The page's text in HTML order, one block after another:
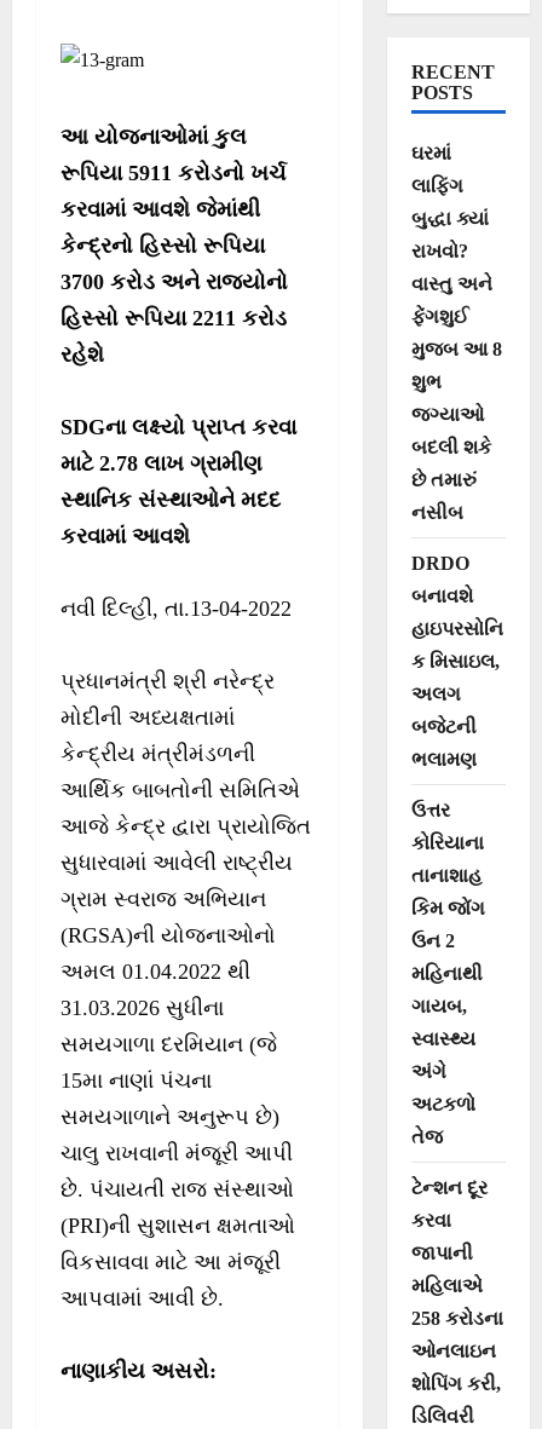
31.03.2026 સુધી
મંજૂરી
આ યોજનાઓમાં કુલ
રૂપિયા 5911 કરોડનો ખર્ચ
કરવામાં આવશે જેમાંથી
કેન્દ્રનો હિસ્સો રૂપિયા
3700 કરોડ અને રાજ્યોનો
હિસ્સો રૂપિયા 2211 કરોડ
રહેશે
SDGના લક્ષ્યો પ્રાપ્ત કરવા
માટે 2.78 લાખ ગ્રામીણ
સ્થાનિક સંસ્થાઓને મદદ
કરવામાં આવશે
નવી દિલ્હી, તા.13-04-2022
પ્રધાનમંત્રી શ્રી નરેન્દ્ર
મોદીની અધ્યક્ષતામાં
કેન્દ્રીય મંત્રીમંડળની
આર્થિક બાબતોની સમિતિએ
આજે કેન્દ્ર દ્વારા પ્રાયોજિત
સુધારવામાં આવેલી રાષ્ટ્રીય
ગ્રામ સ્વરાજ અભિયાન
(RGSA)ની યોજનાઓનો
અમલ 01.04.2022 થી
31.03.2026 સુધીના
સમયગાળા દરમિયાન (જે
15મા નાણાં પંચના
સમયગાળાને અનુરૂપ છે)
ચાલુ રાખવાની મંજૂરી આપી
છે. પંચાયતી રાજ સંસ્થાઓ
(PRI)ની સુશાસન ક્ષમતાઓ
વિકસાવવા માટે આ મંજૂરી
આપવામાં આવી છે.
નાણાકીય અસરો:
RECENT
POSTS
ઘરમાં
લાફિંગ
બુદ્ધા ક્યાં
રાખવો?
વાસ્તુ અને
ફેંગશુઈ
મુજબ આ 8
શુભ
જગ્યાઓ
બદલી શકે
છે તમારું
નસીબ
DRDO
બનાવશે
હાઇપરસોનિ
ક મિસાઇલ,
અલગ
બજેટની
ભલામણ
ઉત્તર
કોરિયાના
તાનાશાહ
કિમ જોંગ
ઉન 2
મહિનાથી
ગાયબ,
સ્વાસ્થ્ય
અંગે
અટકળો
તેજ
ટેન્શન દૂર
કરવા
જાપાની
મહિલાએ
258 કરોડના
ઓનલાઇન
શોપિંગ કરી,
ડિલિવરી